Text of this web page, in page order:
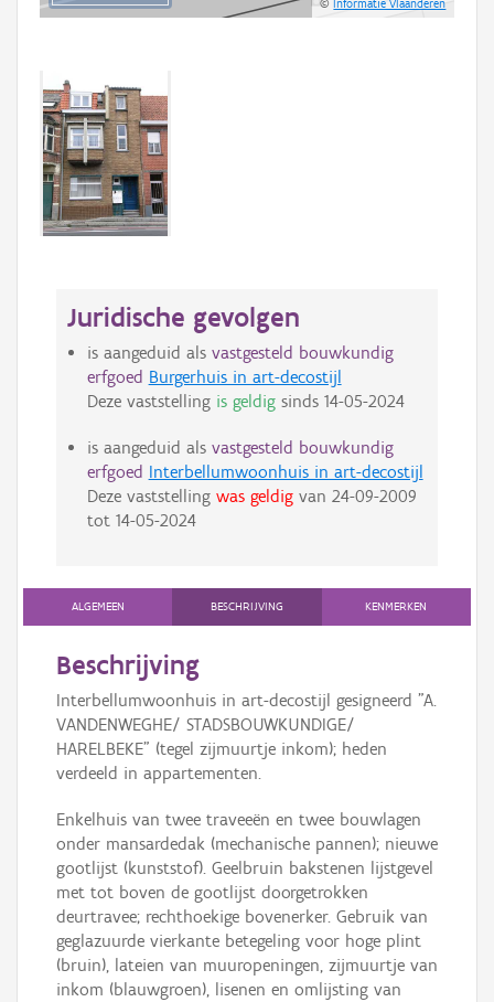
©Informatie Vlaanderen
Juridische gevolgen
is aangeduid als vastgesteld bouwkundig
erfgoed Burgerhuis in art-decostijl
Deze vaststelling is geldigsinds 14-05-2024
is aangeduid als vastgesteld bouwkundig
erfgoed Interbellumwoonhuis in art-decostijl
Deze vaststelling was geldigvan 24-09-2009
tot 14-05-2024
ALGEMEEN BESCHRIJVING KENMERKEN
Beschrijving
Interbellumwoonhuis in art-decostijl gesigneerd "A.
VANDENWEGHE/ STADSBOUWKUNDIGE/
HARELBEKE" (tegel zijmuurtje inkom); heden
verdeeld in appartementen.
Enkelhuis van twee traveeën en twee bouwlagen
onder mansardedak (mechanische pannen); nieuwe
gootlijst (kunststof). Geelbruin bakstenen lijstgevel
met tot boven de gootlijst doorgetrokken
deurtravee; rechthoekige bovenerker. Gebruik van
geglazuurde vierkante betegeling voor hoge plint
(bruin), lateien van muuropeningen, zijmuurtje van
inkom (blauwgroen), lisenen en omlijsting van